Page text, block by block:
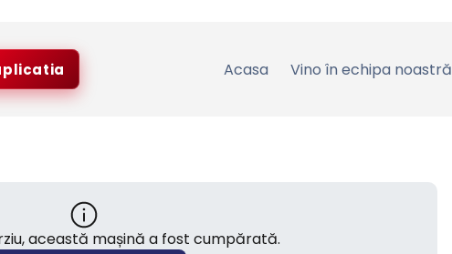
Acasa Vino în echipa noastră
această mașină a fost cumpărată.